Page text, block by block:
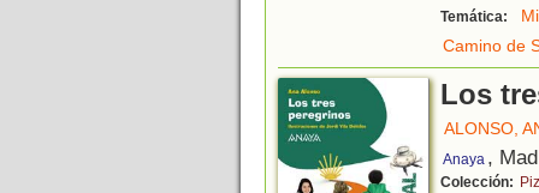
Temática:
Camino de
Los
ALONSO,
Anaya ,
Colección: